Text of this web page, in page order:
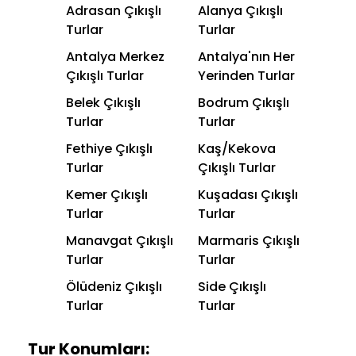
Adrasan Çıkışlı
Turlar
Alanya Çıkışlı
Turlar
Antalya Merkez
Çıkışlı Turlar
Antalya'nın Her
Yerinden Turlar
Belek Çıkışlı
Turlar
Bodrum Çıkışlı
Turlar
Fethiye Çıkışlı
Turlar
Kaş/Kekova
Çıkışlı Turlar
Kemer Çıkışlı
Turlar
Kuşadası Çıkışlı
Turlar
Manavgat Çıkışlı
Turlar
Marmaris Çıkışlı
Turlar
Ölüdeniz Çıkışlı
Turlar
Side Çıkışlı
Turlar
Tur Konumları: